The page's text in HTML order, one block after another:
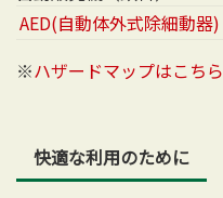
AED(自動体外式除細動器)
※ハザードマップはこちら
快適な利用のために